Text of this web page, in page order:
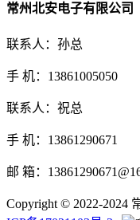
常州北安电子有限公司
联系人：孙总
手 机：13861005050
联系人：祝总
手 机：13861290671
邮 箱：
Copyright © 2022-